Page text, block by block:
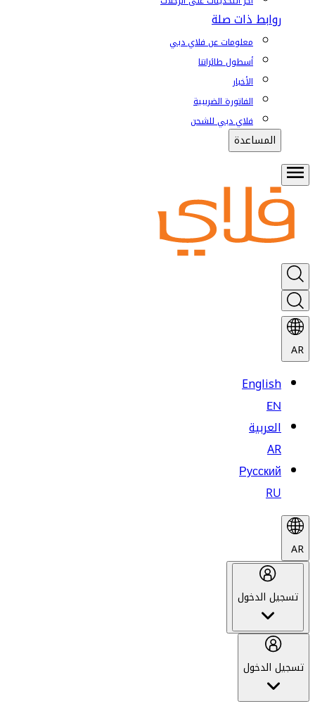
روابط ذات صلة
معلومات عن فلاي دبي
أسطول طائراتنا
الأخبار
الفاتورة الضريبية
فلاي دبي للشحن
المساعدة
AR
English
EN
العربية
AR
Русский
RU
AR
تسجيل الدخول
تسجيل الدخول